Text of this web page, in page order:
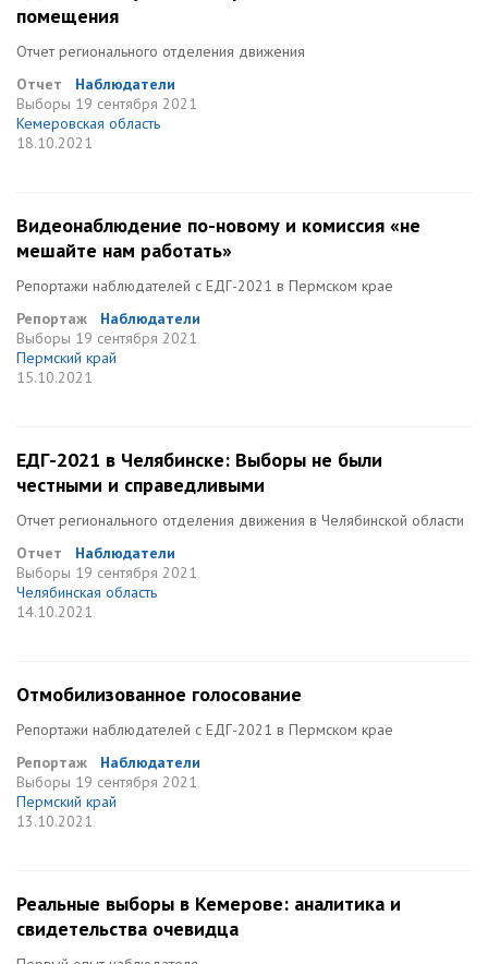
помещения
Отчет регионального отделения движения
Отчет
Наблюдатели
Выборы 19 сентября 2021
Кемеровская область
18.10.2021
Видеонаблюдение по-новому и комиссия «не
мешайте нам работать»
Репортажи наблюдателей с ЕДГ-2021 в Пермском крае
Репортаж
Наблюдатели
Выборы 19 сентября 2021
Пермский край
15.10.2021
ЕДГ-2021 в Челябинске: Выборы не были
честными и справедливыми
Отчет регионального отделения движения в Челябинской области
Отчет
Наблюдатели
Выборы 19 сентября 2021
Челябинская область
14.10.2021
Отмобилизованное голосование
Репортажи наблюдателей с ЕДГ-2021 в Пермском крае
Репортаж
Наблюдатели
Выборы 19 сентября 2021
Пермский край
13.10.2021
Реальные выборы в Кемерове: аналитика и
свидетельства очевидца